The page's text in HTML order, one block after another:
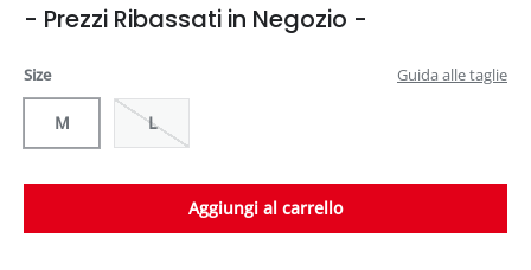
- Prezzi Ribassati in Negozio -
Size Guida alle taglie
M L
Aggiungi al carrello